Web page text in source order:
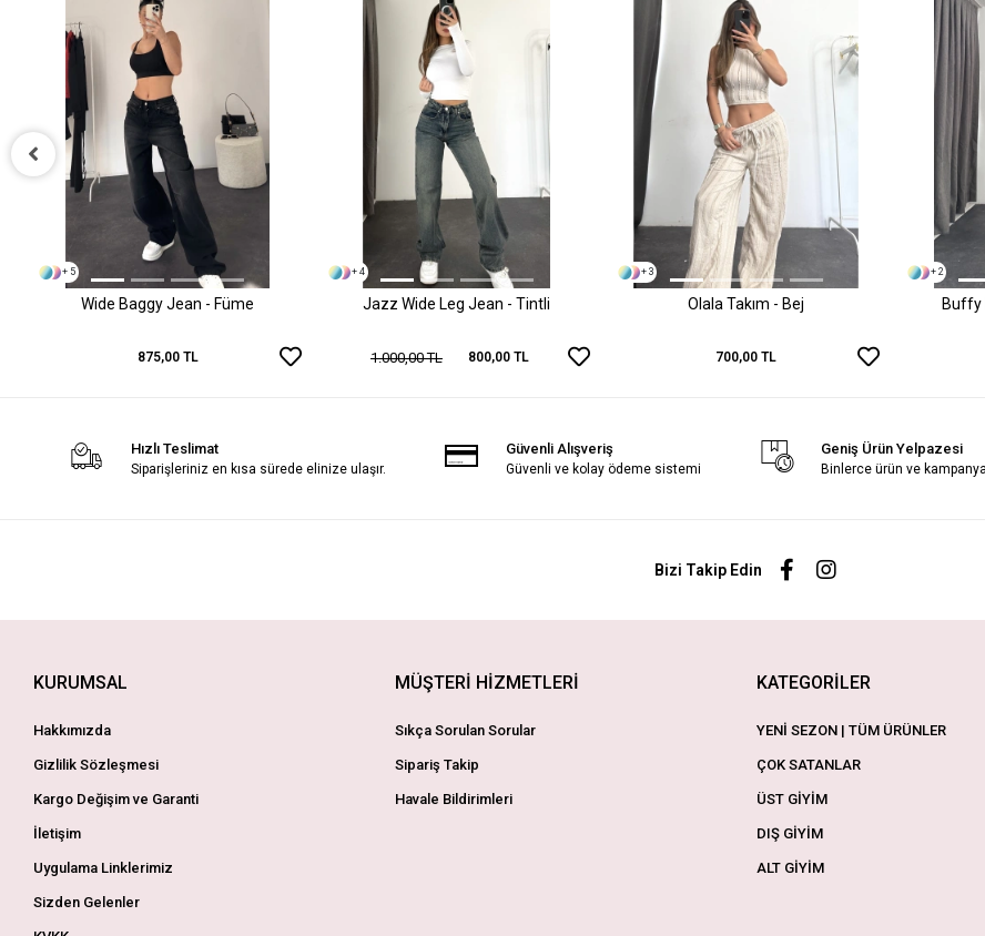
+ 5
Wide Baggy Jean - Füme
875,00 TL
+ 4
Jazz Wide Leg Jean - Tintli
1.000,00 TL 800,00 TL
+ 3
Olala Takım - Bej
700,00 TL
+ 2
Buffy
Hızlı Teslimat
Siparişleriniz en kısa sürede elinize ulaşır.
Güvenli Alışveriş
Güvenli ve kolay ödeme sistemi
Geniş Ürün Yelpazesi
Binlerce ürün ve
Bizi Takip Edin
KURUMSAL
Hakkımızda
Gizlilik Sözleşmesi
Kargo Değişim ve Garanti
İletişim
Uygulama Linklerimiz
Sizden Gelenler
MÜŞTERİ HİZMETLERİ
Sıkça Sorulan Sorular
Sipariş Takip
Havale Bildirimleri
KATEGORİLER
YENİ SEZON | TÜM ÜRÜNLER
ÇOK SATANLAR
ÜST GİYİM
DIŞ GİYİM
ALT GİYİM